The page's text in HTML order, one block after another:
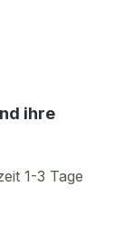
ihre
1-3 Tage